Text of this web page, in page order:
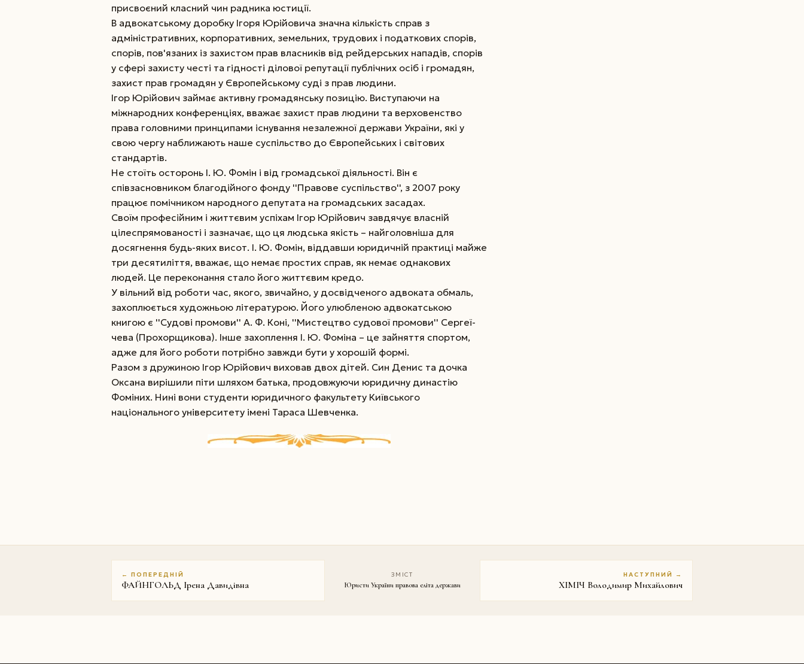
присвоєний класний чин радника юстиції.
В адвокатському доробку Ігоря Юрійовича значна кількість справ з
адміністративних, корпоративних, земельних, трудових і податкових спорів,
спорів, пов'язаних із захистом прав власників від рейдерських нападів, спорів
у сфері захисту честі та гідності ділової репутації публічних осіб і громадян,
захист прав громадян у Європейському суді з прав людини.
Ігор Юрійович займає активну громадянську позицію. Виступаючи на
міжнародних конференціях, вважає захист прав людини та верховенство
права головними принципами існування незалежної держави України, які у
свою чергу наближають наше суспільство до Європейських і світових
стандартів.
Не стоїть осторонь І. Ю. Фомін і від громадської діяльності. Він є
співзасновником благодійного фонду ''Правове суспільство'', з 2007 року
працює помічником народного депутата на громадських засадах.
Своїм професійним і життєвим успіхам Ігор Юрійович завдячує власній
цілеспрямованості і зазначає, що ця людська якість – найголовніша для
досягнення будь-яких висот. І. Ю. Фомін, віддавши юридичній практиці майже
три десятиліття, вважає, що немає простих справ, як немає однакових
людей. Це переконання стало його життєвим кредо.
У вільний від роботи час, якого, звичайно, у досвідченого адвоката обмаль,
захоплюється художньою літературою. Його улюбленою адвокатською
книгою є ''Судові промови'' А. Ф. Коні, ''Мистецтво судової промови'' Сергеї-
чева (Прохорщикова). Інше захоплення І. Ю. Фоміна – це зайняття спортом,
адже для його роботи потрібно завжди бути у хорошій формі.
Разом з дружиною Ігор Юрійович виховав двох дітей. Син Денис та дочка
Оксана вирішили піти шляхом батька, продовжуючи юридичну династію
Фоміних. Нині вони студенти юридичного факультету Київського
національного університету імені Тараса Шевченка.
← ПОПЕРЕДНІЙ
ФАЙНГОЛЬД Ірена Давидівна
ЗМІСТ
Юристи України правова еліта держави
НАСТУПНИЙ →
ХІМІЧ Володимир Михайлович